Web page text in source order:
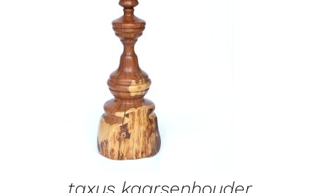
TOEVOEGEN AAN WINKELWAGEN
/
taxus kaarsenhouder